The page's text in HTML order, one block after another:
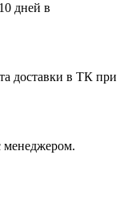
дней в
доставки в ТК при
менеджером.